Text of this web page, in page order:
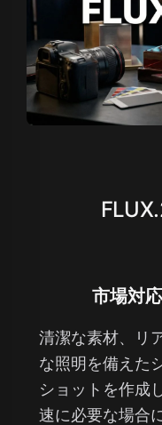
市場対
清潔な素材、リ
な照明を備えた
ショットを作成
速に必要な場合